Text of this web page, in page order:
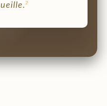
2